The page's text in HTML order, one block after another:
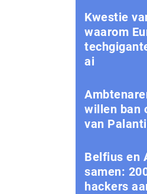
Kwestie
waarom
ai
willen ban
van
Belfius en
samen:
hackers